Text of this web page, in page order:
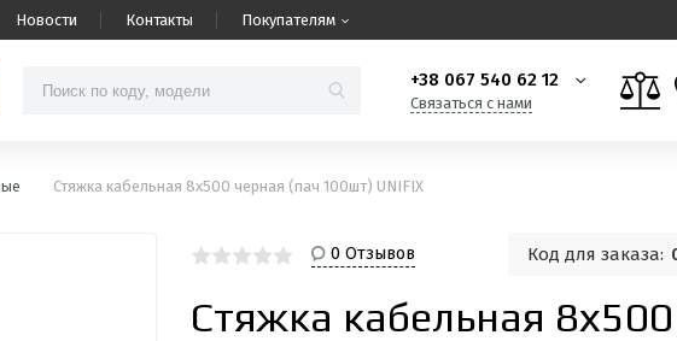
Новости Контакты Покупателям
+38 067 540 62 12
Связаться с нами
Стяжка кабельная 8х500 черная (пач 100шт) UNIFIX
0 Отзывов Код для заказа:
Стяжка кабельная